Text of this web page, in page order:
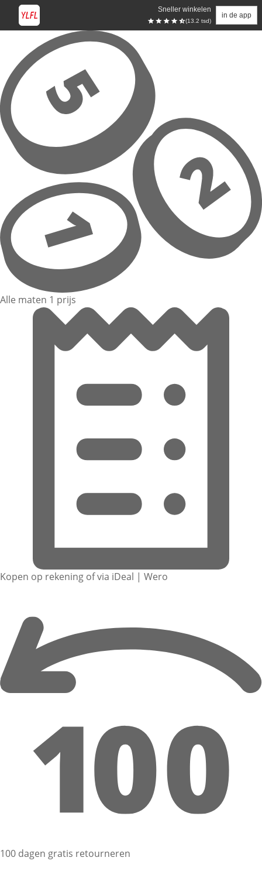
Sneller winkelen
(13.2 tsd)
in de app
Overslaan naar hoofdinhoud
Alle maten 1 prijs
Kopen op rekening of via iDeal | Wero
100 dagen gratis retourneren